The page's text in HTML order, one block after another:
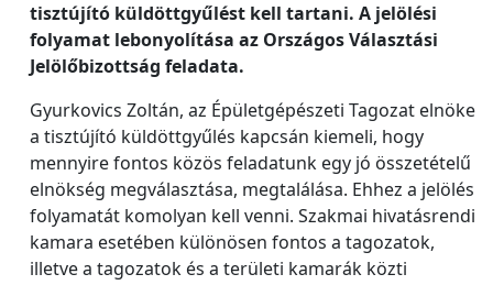
tisztújító küldöttgyűlést kell tartani. A jelölési
folyamat lebonyolítása az Országos Választási
Jelölőbizottság feladata.
Gyurkovics Zoltán, az Épületgépészeti Tagozat elnöke
a tisztújító küldöttgyűlés kapcsán kiemeli, hogy
mennyire fontos közös feladatunk egy jó összetételű
elnökség megválasztása, megtalálása. Ehhez a jelölés
folyamatát komolyan kell venni. Szakmai hivatásrendi
kamara esetében különösen fontos a tagozatok,
illetve a tagozatok és a területi kamarák közti